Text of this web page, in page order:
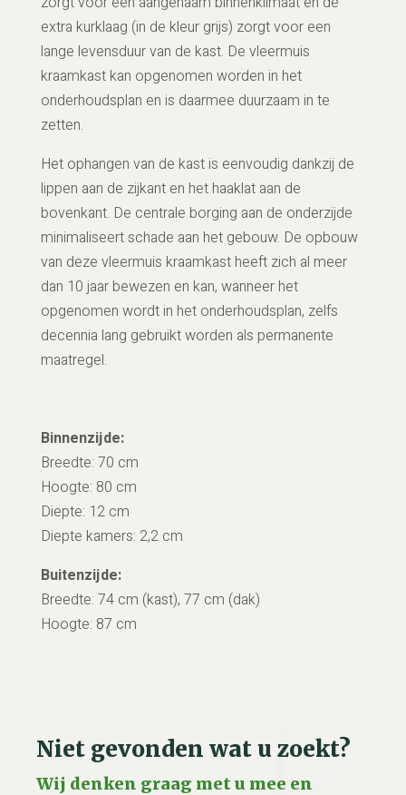
extra kurklaag (in de kleur grijs) zorgt voor een
lange levensduur van de kast. De vleermuis
kraamkast kan opgenomen worden in het
onderhoudsplan en is daarmee duurzaam in te
zetten.
Het ophangen van de kast is eenvoudig dankzij de
lippen aan de zijkant en het haaklat aan de
bovenkant. De centrale borging aan de onderzijde
minimaliseert schade aan het gebouw. De opbouw
van deze vleermuis kraamkast heeft zich al meer
dan 10 jaar bewezen en kan, wanneer het
opgenomen wordt in het onderhoudsplan, zelfs
decennia lang gebruikt worden als permanente
maatregel.
Binnenzijde:
Breedte: 70 cm
Hoogte: 80 cm
Diepte: 12 cm
Diepte kamers: 2,2 cm
Buitenzijde:
Breedte: 74 cm (kast), 77 cm (dak)
Hoogte: 87 cm
Niet gevonden wat u zoekt?
Wij denken graag met u mee en